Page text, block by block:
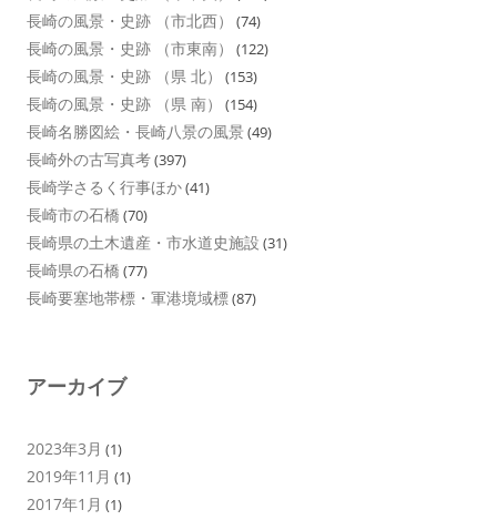
長崎の風景・史跡 （市北西） (74)
長崎の風景・史跡 （市東南） (122)
長崎の風景・史跡 （県 北） (153)
長崎の風景・史跡 （県 南） (154)
長崎名勝図絵・長崎八景の風景 (49)
長崎外の古写真考(397)
長崎学さるく行事ほか(41)
長崎市の石橋 (70)
長崎県の土木遺産・市水道史施設 (31)
長崎県の石橋 (77)
長崎要塞地帯標・軍港境域標(87)
アーカイブ
2023年3月 (1)
2019年11月 (1)
2017年1月 (1)